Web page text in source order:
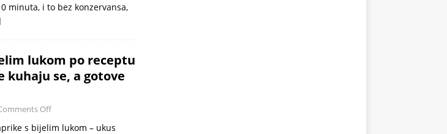
minuta, i to bez konzervansa,
lukom po receptu
kuhaju se, a gotove
Off
s bijelim lukom – ukus